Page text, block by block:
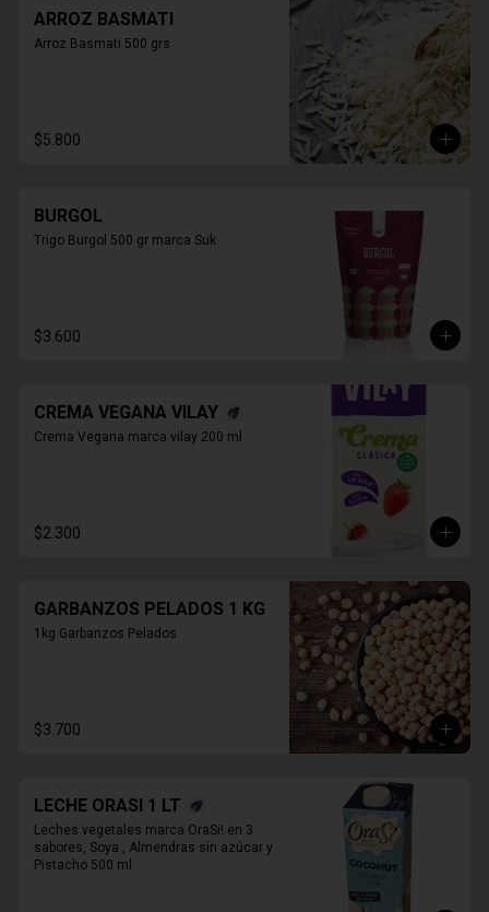
ARROZ BASMATI
Arroz Basmati 500 grs
$5.800
BURGOL
Trigo Burgol 500 gr marca Suk
$3.600
CREMA VEGANA VILAY
Crema Vegana marca vilay 200 ml
$2.300
GARBANZOS PELADOS 1 KG
1kg Garbanzos Pelados
$3.700
LECHE ORASI 1 LT
Leches vegetales marca OraSi! en 3
sabores, Soya , Almendras sin azúcar y
Pistacho 500 ml